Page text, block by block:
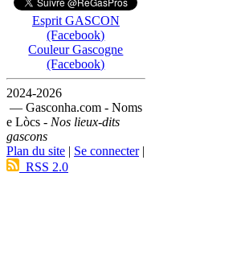
Esprit GASCON
(Facebook)
Couleur Gascogne
(Facebook)
2024-2026
— Gasconha.com - Noms
e Lòcs - Nos lieux-dits
gascons
Plan du site | Se connecter|
RSS 2.0